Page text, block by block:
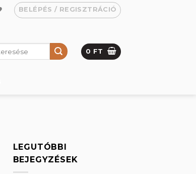
BELÉPÉS / REGISZTRÁCIÓ
0 FT
LEGUTÓBBI
BEJEGYZÉSEK